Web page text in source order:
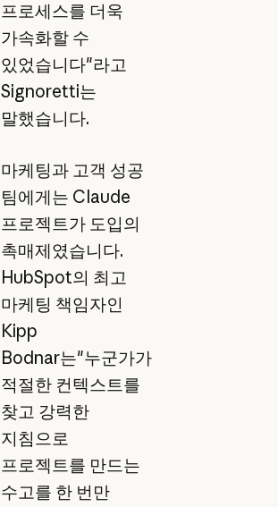
프로세스를 더욱
가속화할 수
있었습니다"라고
Signoretti는
말했습니다.
마케팅과 고객 성공
팀에게는 Claude
프로젝트가 도입의
촉매제였습니다.
HubSpot의 최고
마케팅 책임자인
Kipp
Bodnar는"누군가가
적절한 컨텍스트를
찾고 강력한
지침으로
프로젝트를 만드는
수고를 한 번만